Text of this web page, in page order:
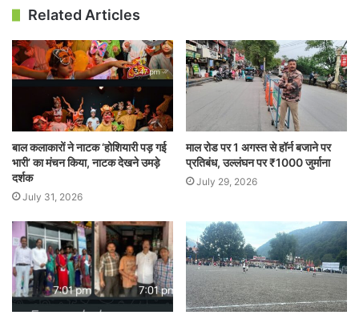
Related Articles
बाल कलाकारों ने नाटक ‘होशियारी पड़ गई
भारी’ का मंचन किया, नाटक देखने उमड़े
दर्शक
July 31, 2026
माल रोड पर 1 अगस्त से हॉर्न बजाने पर
प्रतिबंध, उल्लंघन पर ₹1000 जुर्माना
July 29, 2026